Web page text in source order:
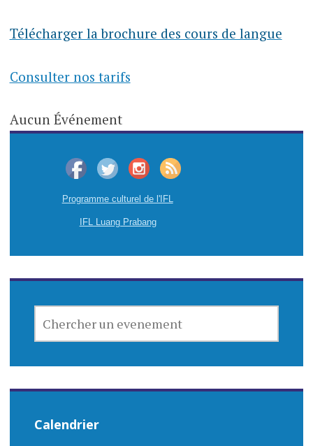
Télécharger la brochure des cours de langue
Consulter nos tarifs
Aucun Événement
Programme culturel de l'IFL
IFL Luang Prabang
UN
Calendrier